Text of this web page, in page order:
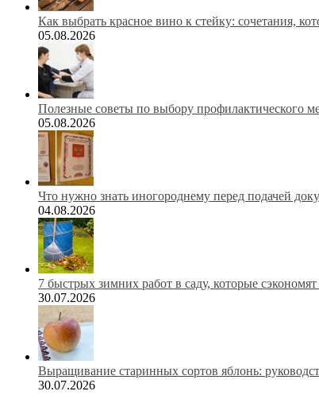
Как выбрать красное вино к стейку: сочетания,
05.08.2026
Полезные советы по выбору профилактического
05.08.2026
Что нужно знать иногороднему перед подачей
04.08.2026
7 быстрых зимних работ в саду, которые
30.07.2026
Выращивание старинных сортов яблонь:
30.07.2026